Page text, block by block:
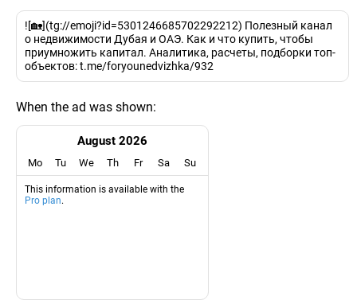
![🏡](tg://emoji?id=5301246685702292212) Полезный канал
о недвижимости Дубая и ОАЭ. Как и что купить, чтобы
приумножить капитал. Аналитика, расчеты, подборки топ-
объектов: t.me/foryounedvizhka/932
When the ad was shown:
August 2026
Mo Tu We Th Fr Sa Su
This information is available with the
Pro plan.